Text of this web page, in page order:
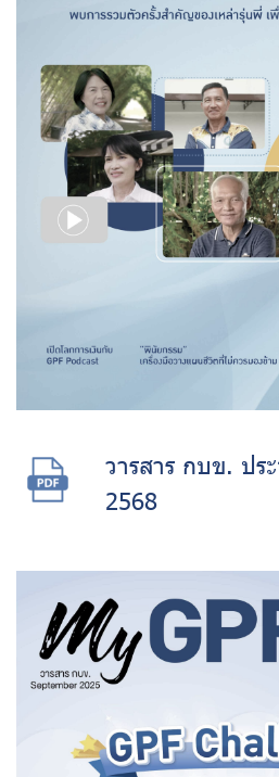
วารสาร กบข. ปร
2568